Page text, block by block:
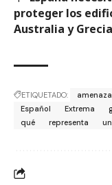
proteger los
Australia y Grecia
ETIQUETADO: amenaza
Español
Extrema
qué
representa